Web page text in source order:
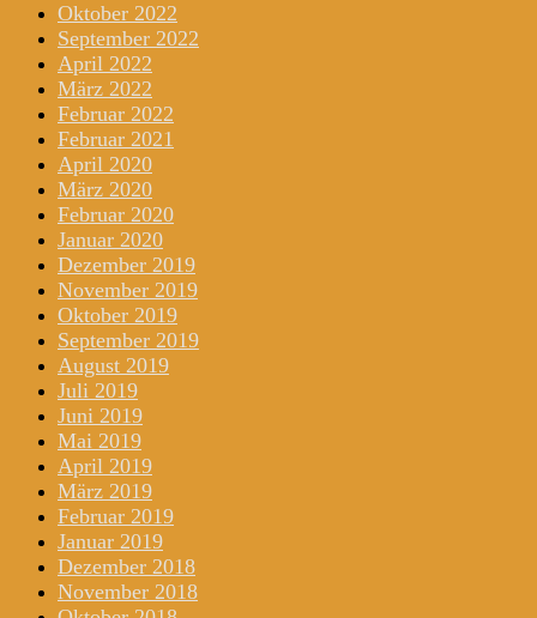
Oktober 2022
September 2022
April 2022
März 2022
Februar 2022
Februar 2021
April 2020
März 2020
Februar 2020
Januar 2020
Dezember 2019
November 2019
Oktober 2019
September 2019
August 2019
Juli 2019
Juni 2019
Mai 2019
April 2019
März 2019
Februar 2019
Januar 2019
Dezember 2018
November 2018